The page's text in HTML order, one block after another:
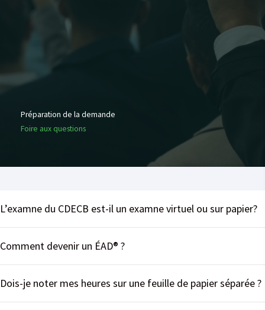
Préparation de la demande
Foire aux questions
L’examne du CDECB est-il un examne virtuel ou sur papier?
Comment devenir un ÉAD® ?
Dois-je noter mes heures sur une feuille de papier séparée ?